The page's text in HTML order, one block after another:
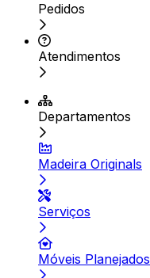
Pedidos
Atendimentos
Departamentos
Madeira Originals
Serviços
Móveis Planejados